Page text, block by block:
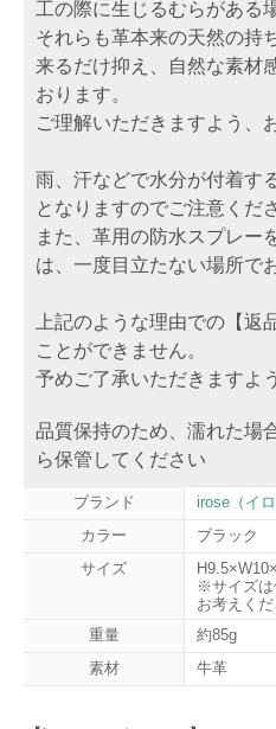
工の際に生じるむらがある
それらも革本来の天然の持
来るだけ抑え、自然な素材
おります。
ご理解いただきますよう、
雨、汗などで水分が付着す
となりますのでご注意くだ
また、革用の防水スプレー
は、一度目立たない場所で
上記のような理由での【返
ことができません。
予めご了承いただきますよ
品質保持のため、濡れた場
ら保管してください
ブランド
irose（イロ
カラー
ブラック
サイズ
※サイズは
お考えくだ
重量
約85g
素材
牛革